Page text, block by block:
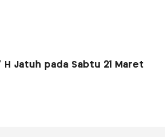
H Jatuh pada Sabtu 21 Maret